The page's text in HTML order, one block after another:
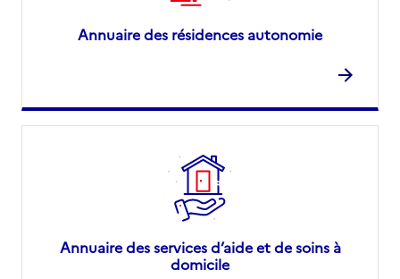
Annuaire des résidences autonomie
Annuaire des services d’aide et de soins à
domicile